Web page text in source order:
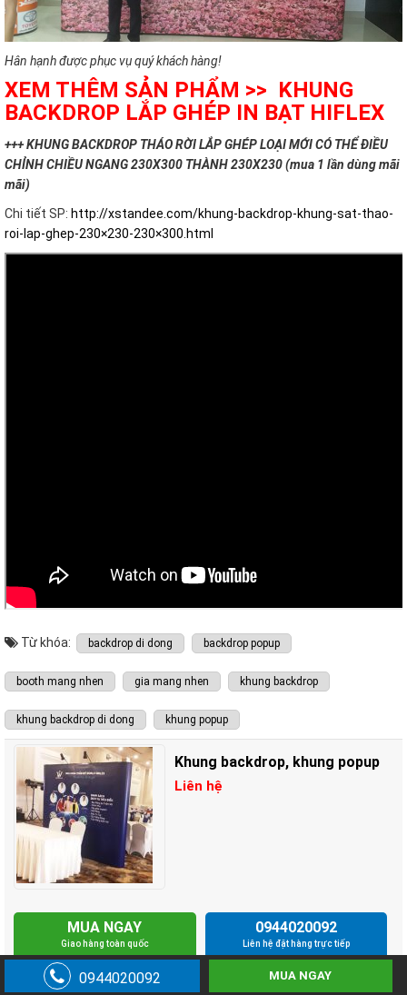
Hân hạnh được phục vụ quý khách hàng!
XEM THÊM SẢN PHẨM >> KHUNG
BACKDROP LẮP GHÉP IN BẠT HIFLEX
+++ KHUNG BACKDROP THÁO RỜI LẮP GHÉP LOẠI MỚI CÓ THỂ ĐIỀU
CHỈNH CHIỀU NGANG 230X300 THÀNH 230X230 (mua 1 lần dùng mãi
mãi)
Chi tiết SP: http://xstandee.com/khung-backdrop-khung-sat-thao-
roi-lap-ghep-230×230-230×300.html
Từ khóa: backdrop di dong backdrop popup
booth mang nhen gia mang nhen khung backdrop
khung backdrop di dong khung popup
Khung backdrop, khung popup
Liên hệ
MUA NGAY
Giao hàng toàn quốc
0944020092
Liên hệ đặt hàng trực tiếp
0944020092 MUA NGAY